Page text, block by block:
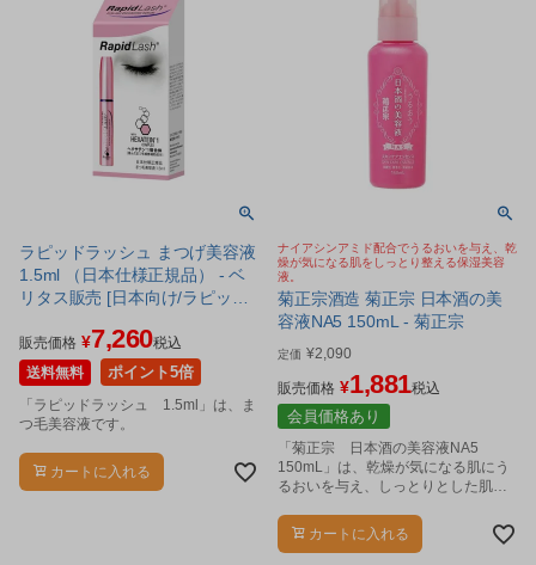
ラピッドラッシュ まつげ美容液
1.5ml （日本仕様正規品） - ベ
リタス販売 [日本向け/ラピット
販売価格 ¥7,260税込
送料無料
ポイント5倍
「ラピッドラッシュ 1.5ml」は、ま
つ毛美容液です。
カートに入れる
ナイアシンアミド配合でうるおいを与え、乾
燥が気になる肌をしっとり整える保湿美容
液。
菊正宗酒造 菊正宗 日本酒の美
容液NA5 150mL - 菊正宗
定価 ¥2,090
販売価格 ¥1,881税込
会員価格あり
「菊正宗 日本酒の美容液NA5
150mL」は、乾燥が気になる肌にう
るおいを与え、しっとりとした肌印
カートに入れる